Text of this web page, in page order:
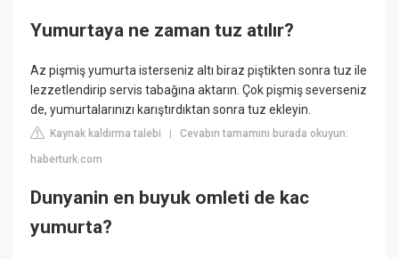
Yumurtaya ne zaman tuz atılır?
Az pişmiş yumurta isterseniz altı biraz piştikten sonra tuz ile
lezzetlendirip servis tabağına aktarın. Çok pişmiş severseniz
de, yumurtalarınızı karıştırdıktan sonra tuz ekleyin.
Kaynak kaldırma talebi |Cevabın tamamını burada okuyun:
haberturk.com
Dunyanin en buyuk omleti de kac
yumurta?